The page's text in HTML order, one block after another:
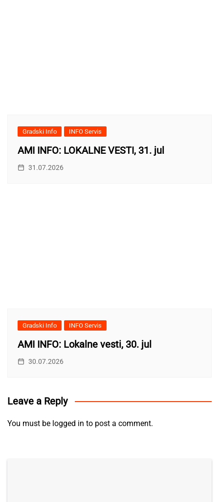
Gradski Info INFO Servis
AMI INFO: LOKALNE VESTI, 31. jul
31.07.2026
Gradski Info INFO Servis
AMI INFO: Lokalne vesti, 30. jul
30.07.2026
Leave a Reply
You must be logged in to post a comment.